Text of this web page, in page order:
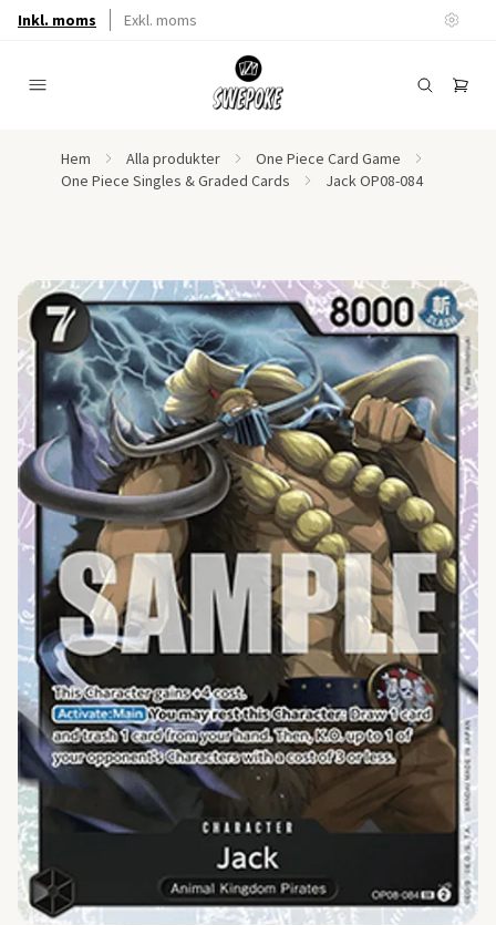
Inkl. moms Exkl. moms
Hem Alla produkter
One Piece Card Game
One Piece Singles & Graded Cards
Jack OP08-084